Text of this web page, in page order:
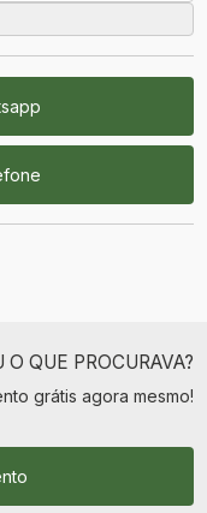
O QUE PROCURAVA?
grátis agora mesmo!